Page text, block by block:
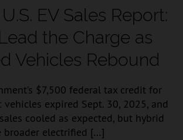
EV Sales Report:
the Charge as
Vehicles Rebound
$7,500 federal tax credit for
expired Sept. 30, 2025, and
sales cooled as expected, but hybrid
broader electrified […]